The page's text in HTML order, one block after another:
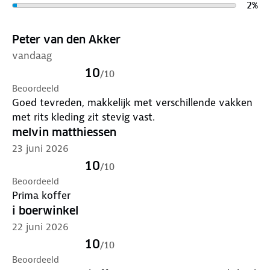
2%
Peter van den Akker
vandaag
10/10
Beoordeeld
Goed tevreden, makkelijk met verschillende vakken
met rits kleding zit stevig vast.
melvin matthiessen
23 juni 2026
10/10
Beoordeeld
Prima koffer
i boerwinkel
22 juni 2026
10/10
Beoordeeld